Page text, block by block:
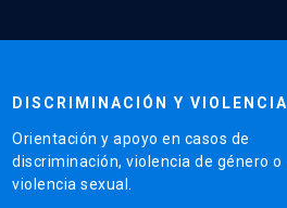
DISCRIMINACIÓN Y VIOLENCIA
Orientación y apoyo en casos de
discriminación, violencia de género o
violencia sexual.